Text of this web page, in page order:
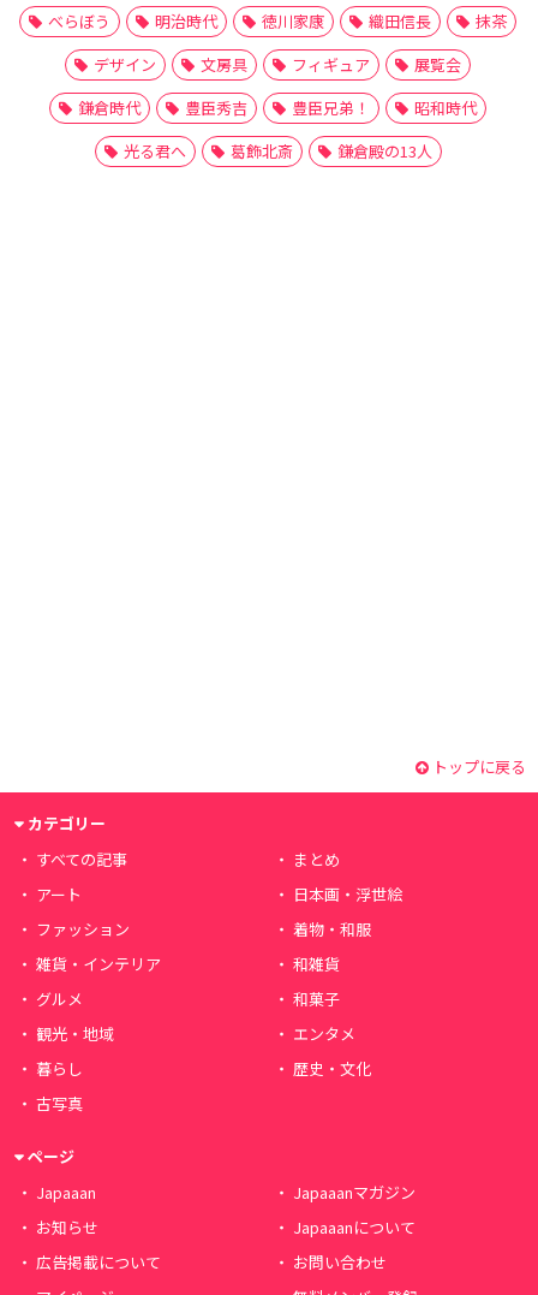
べらぼう
明治時代 徳川家康 織田信長
抹茶
デザイン
文房具 フィギュア
展覧会
鎌倉時代
豊臣秀吉 豊臣兄弟！
昭和時代
光る君へ
葛飾北斎 鎌倉殿の13人
トップに戻る
カテゴリー
すべての記事
まとめ
アート
日本画・浮世絵
ファッション
着物・和服
雑貨・インテリア
和雑貨
グルメ
和菓子
観光・地域
エンタメ
暮らし
歴史・文化
古写真
ページ
Japaaan
Japaaanマガジン
お知らせ
Japaaanについて
広告掲載について
お問い合わせ